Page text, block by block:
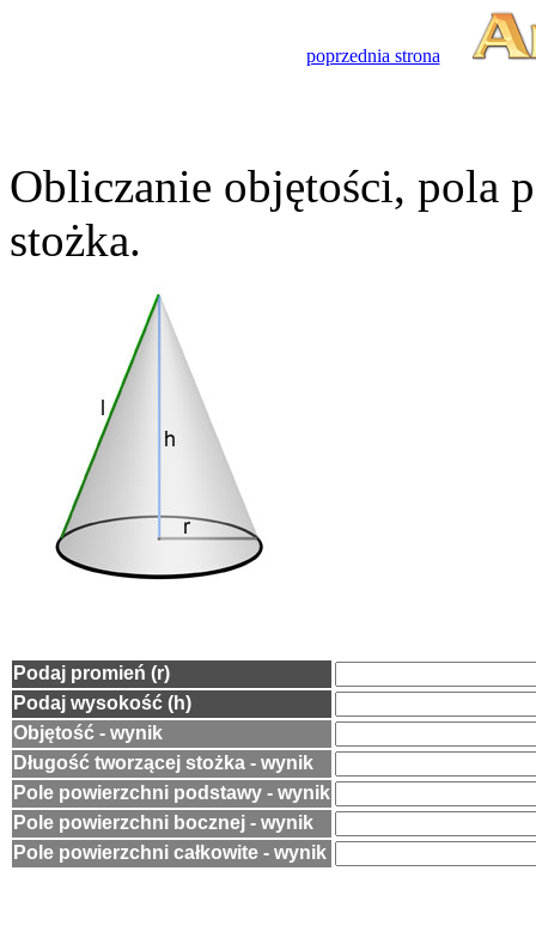
poprzednia strona
Obliczanie objętości, pola
stożka.
Podaj promień (r)
Podaj wysokość (h)
Objętość - wynik
Długość tworzącej stożka - wynik
Pole powierzchni podstawy - wynik
Pole powierzchni bocznej - wynik
Pole powierzchni całkowite - wynik